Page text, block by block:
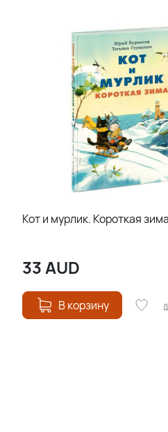
Кот и мурлик. Короткая зима
33AUD
В корзину